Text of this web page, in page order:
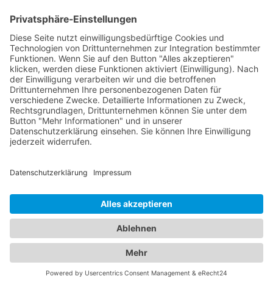
Ihnen eine praktische Lösung, um den passenden
Abschleppdienst zu finden. Mit detaillierten
Einträgen, die Kontaktdaten,
Standortinformationen und oft auch
Kundenbewertungen enthalten, können Sie die
verschiedenen Abschleppdienste vergleichen und
denjenigen auswählen, der Ihren Anforderungen
am besten entspricht. Nutzen Sie jetzt unser
Online-Branchenbuch, um den spezialisierten
den Sie benötigen. Wir stellen sicher, dass Sie die
Fahrzeuge professionell und sicher abschleppen
zu lassen.
Von Abschleppdiensten bis zu
komfortablen Unterkünften:
Alles, was Sie brauchen, an